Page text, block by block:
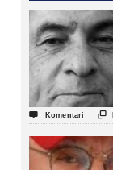
 Komentari 